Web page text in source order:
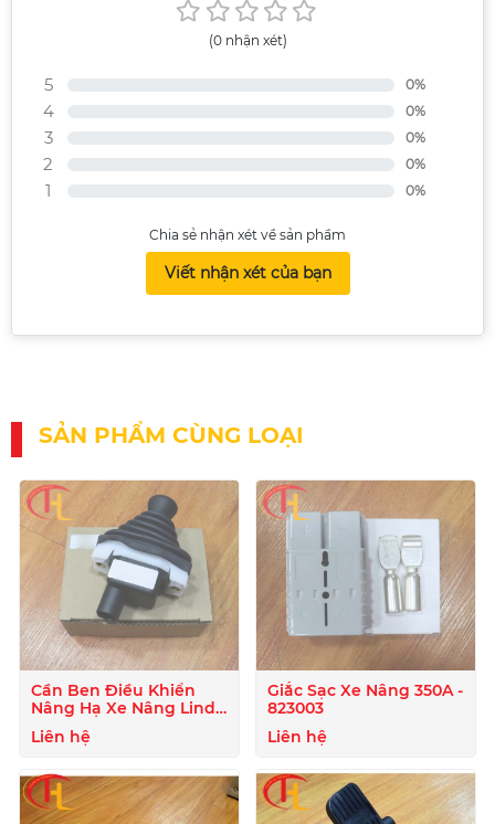
(0 nhận xét)
5 0%
4 0%
3 0%
2 0%
1 0%
Chia sẻ nhận xét về sản phẩm
Viết nhận xét của bạn
SẢN PHẨM CÙNG LOẠI
Cần Ben Điều Khiển
Nâng Hạ Xe Nâng Linde
- 807722
Liên hệ
Giắc Sạc Xe Nâng 350A -
823003
Liên hệ